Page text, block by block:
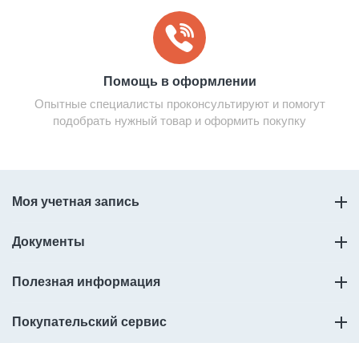
Помощь в оформлении
Опытные специалисты проконсультируют и помогут
подобрать нужный товар и оформить покупку
Моя учетная запись
Документы
Полезная информация
Покупательский сервис